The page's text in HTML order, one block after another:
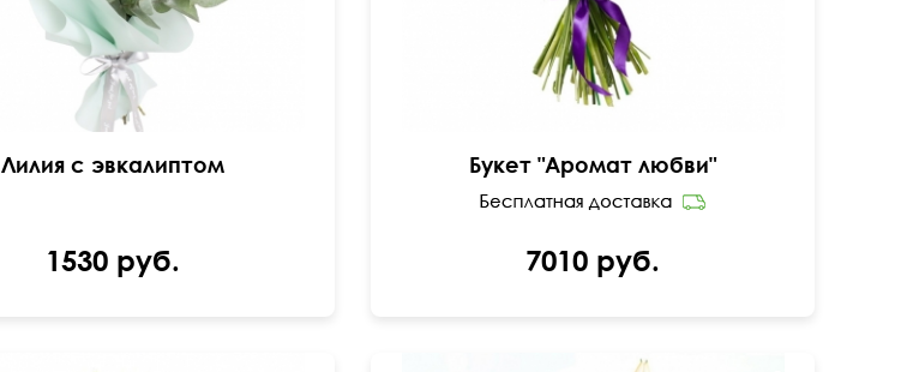
Лилия с эвкалиптом
1530 руб.
Букет "Аромат любви"
7010 руб.